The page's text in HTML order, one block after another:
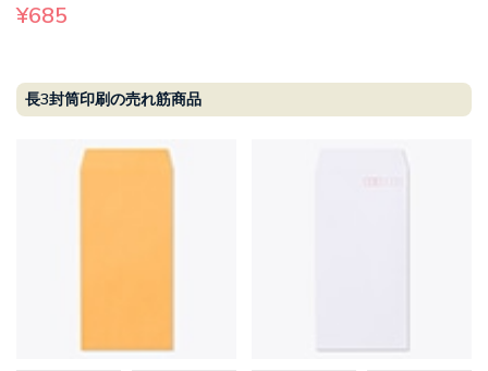
¥685
長3封筒印刷の売れ筋商品